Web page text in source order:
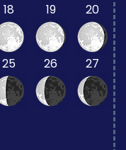
18 19 20
25 26 27